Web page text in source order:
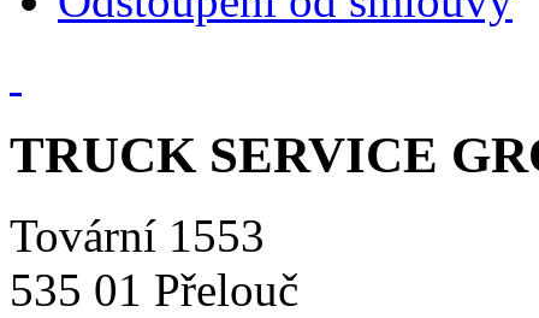
TRUCK SERVICE
Tovární 1553
535 01 Přelouč